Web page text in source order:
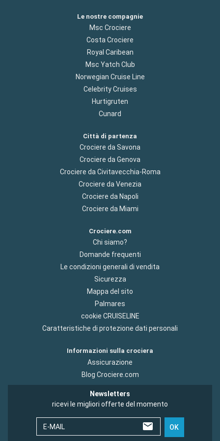
Le nostre compagnie
Msc Crociere
Costa Crociere
Royal Caribean
Msc Yatch Club
Norwegian Cruise Line
Celebrity Cruises
Hurtigruten
Cunard
Città di partenza
Crociere da Savona
Crociere da Genova
Crociere da Civitavecchia-Roma
Crociere da Venezia
Crociere da Napoli
Crociere da Miami
Crociere.com
Chi siamo?
Domande frequenti
Le condizioni generali di vendita
Sicurezza
Mappa del sito
Palmares
cookie CRUISELINE
Caratteristiche di protezione dati personali
Informazioni sulla crociera
Assicurazione
Blog Crociere.com
Newsletters
ricevi le migliori offerte del momento
E-MAIL OK